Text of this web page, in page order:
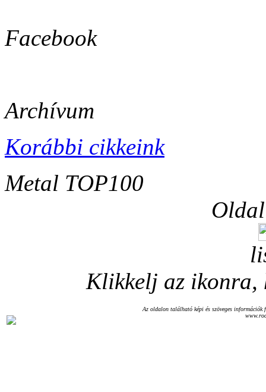
Facebook
Archívum
Korábbi cikkeink
Metal TOP100
Klikkelj az ikonra,
Az oldalon található képi és szöveges információk